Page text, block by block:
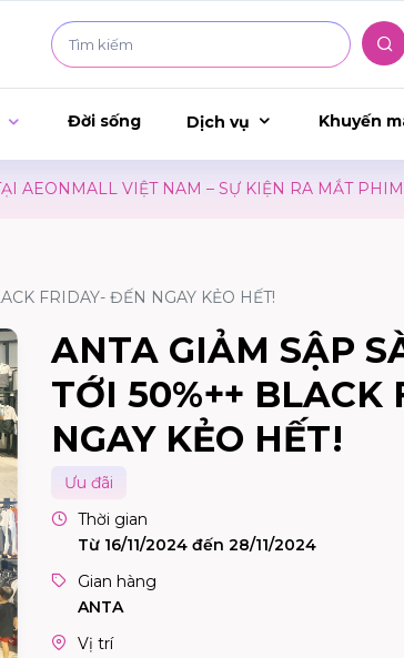
Đời sống Dịch vụ Khuyến
VIỆT NAM – SỰ KIỆN RA MẮT PHIM
FRIDAY- ĐẾN NGAY KẺO HẾT!
ANTA GIẢM SẬP
TỚI 50%++ BLACK
NGAY KẺO HẾT!
Ưu đãi
Thời gian
Từ 16/11/2024 đến 28/11/2024
Gian hàng
ANTA
Vị trí